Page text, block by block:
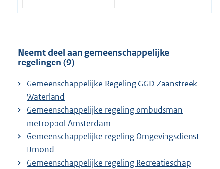
Neemt deel aan gemeenschappelijke
regelingen (9)
Gemeenschappelijke Regeling GGD Zaanstreek-
Waterland
Gemeenschappelijke regeling ombudsman
metropool Amsterdam
Gemeenschappelijke regeling Omgevingsdienst
IJmond
Gemeenschappelijke regeling Recreatieschap